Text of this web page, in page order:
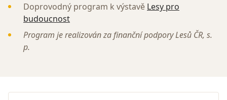
Doprovodný program k výstavě Lesy pro
budoucnost
Program je realizován za finanční podpory Lesů ČR, s.
p.